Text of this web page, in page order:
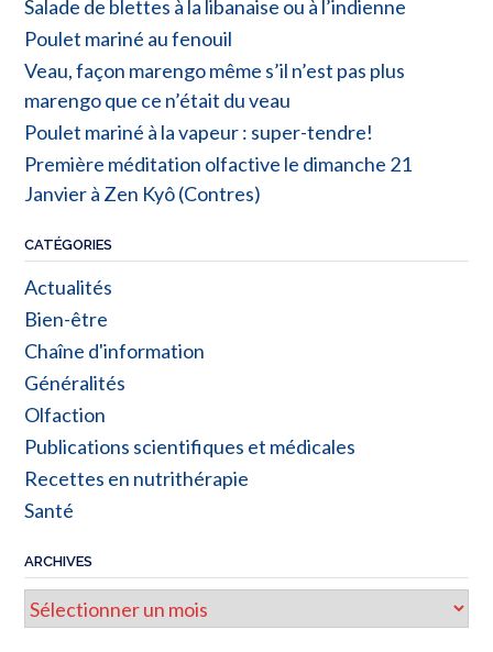
Salade de blettes à la libanaise ou à l’indienne
Poulet mariné au fenouil
Veau, façon marengo même s’il n’est pas plus
marengo que ce n’était du veau
Poulet mariné à la vapeur : super-tendre!
Première méditation olfactive le dimanche 21
Janvier à Zen Kyô (Contres)
CATÉGORIES
Actualités
Bien-être
Chaîne d'information
Généralités
Olfaction
Publications scientifiques et médicales
Recettes en nutrithérapie
Santé
ARCHIVES
Archives